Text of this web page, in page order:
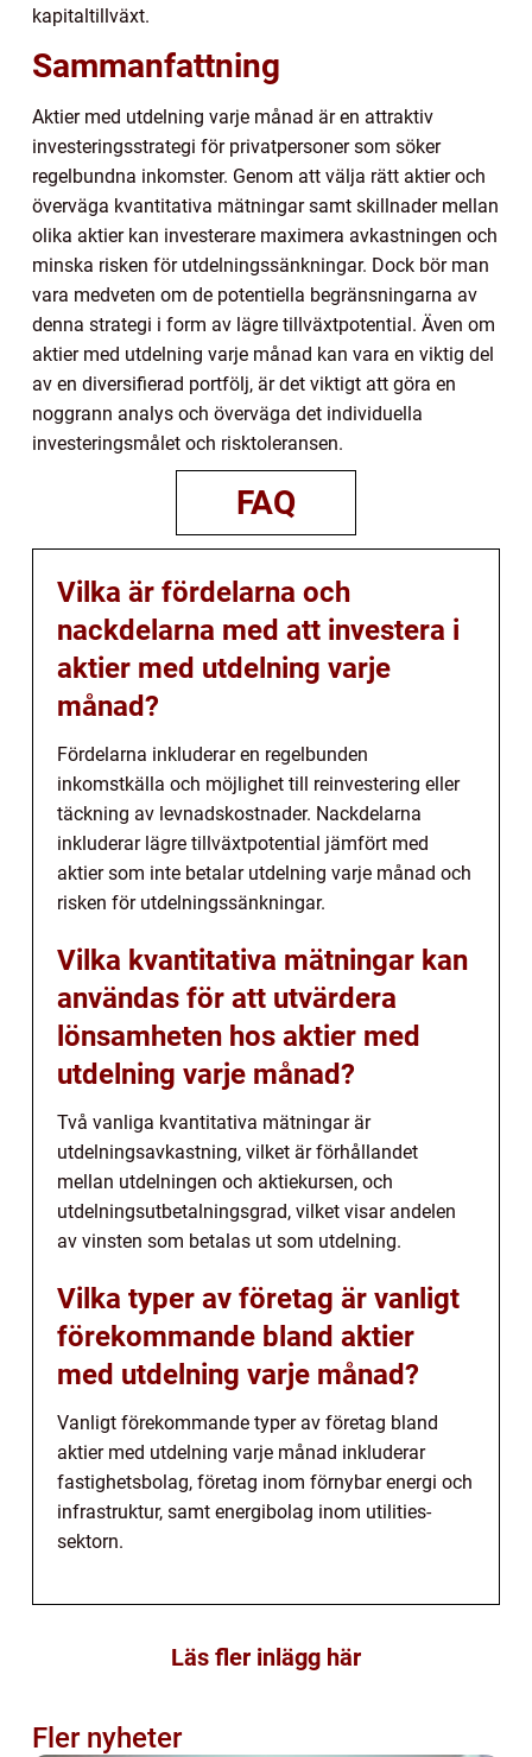
kapitaltillväxt.
Sammanfattning
Aktier med utdelning varje månad är en attraktiv
investeringsstrategi för privatpersoner som söker
regelbundna inkomster. Genom att välja rätt aktier och
överväga kvantitativa mätningar samt skillnader mellan
olika aktier kan investerare maximera avkastningen och
minska risken för utdelningssänkningar. Dock bör man
vara medveten om de potentiella begränsningarna av
denna strategi i form av lägre tillväxtpotential. Även om
aktier med utdelning varje månad kan vara en viktig del
av en diversifierad portfölj, är det viktigt att göra en
noggrann analys och överväga det individuella
investeringsmålet och risktoleransen.
FAQ
Vilka är fördelarna och
nackdelarna med att investera i
aktier med utdelning varje
månad?
Fördelarna inkluderar en regelbunden
inkomstkälla och möjlighet till reinvestering eller
täckning av levnadskostnader. Nackdelarna
inkluderar lägre tillväxtpotential jämfört med
aktier som inte betalar utdelning varje månad och
risken för utdelningssänkningar.
Vilka kvantitativa mätningar kan
användas för att utvärdera
lönsamheten hos aktier med
utdelning varje månad?
Två vanliga kvantitativa mätningar är
utdelningsavkastning, vilket är förhållandet
mellan utdelningen och aktiekursen, och
utdelningsutbetalningsgrad, vilket visar andelen
av vinsten som betalas ut som utdelning.
Vilka typer av företag är vanligt
förekommande bland aktier
med utdelning varje månad?
Vanligt förekommande typer av företag bland
aktier med utdelning varje månad inkluderar
fastighetsbolag, företag inom förnybar energi och
infrastruktur, samt energibolag inom utilities-
sektorn.
Läs fler inlägg här
Fler nyheter